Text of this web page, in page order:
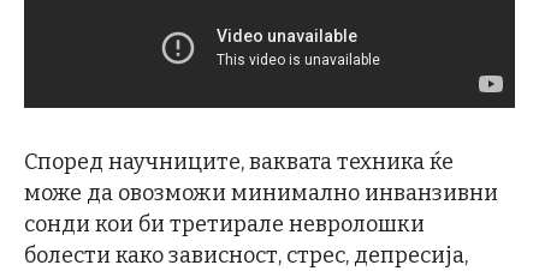
Според научниците, ваквата техника ќе
може да овозможи минимално инванзивни
сонди кои би третирале невролошки
болести како зависност, стрес, депресија,